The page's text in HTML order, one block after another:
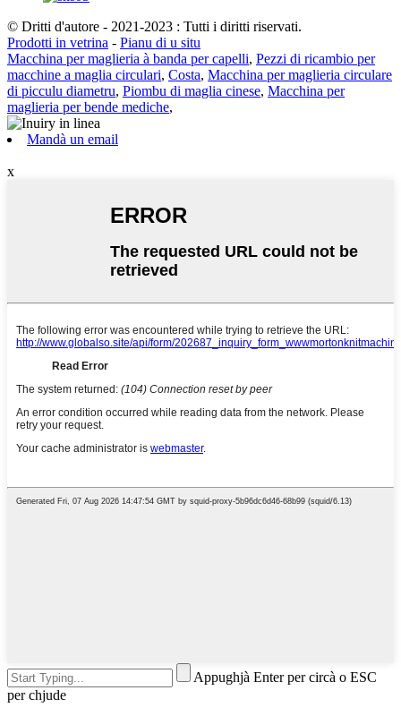
© Dritti d'autore - 2021-2023 : Tutti i diritti riservati.
Prodotti in vetrina - Pianu di u situ
Macchina per maglieria à banda per capelli, Pezzi di ricambio per
macchine a maglia circulari, Costa, Macchina per maglieria circulare
di picculu diametru, Piombu di maglia cinese, Macchina per
maglieria per bende mediche,
Mandà un email
x
Appughjà Enter per circà o ESC
per chjude